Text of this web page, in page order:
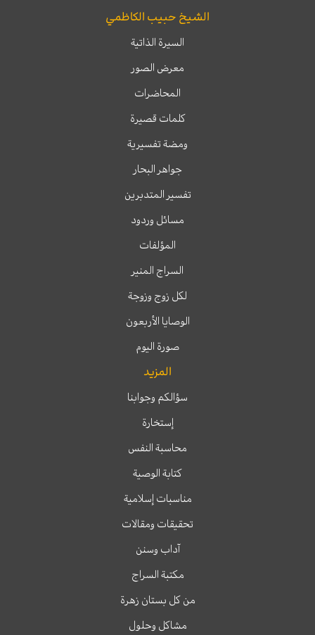
الشيخ حبيب الكاظمي
السيرة الذاتية
معرض الصور
المحاضرات
كلمات قصيرة
ومضة تفسيرية
جواهر البحار
تفسير المتدبرين
مسائل وردود
المؤلفات
السراج المنير
لكل زوج وزوجة
الوصايا الأربعون
صورة اليوم
المزيد
سؤالكم وجوابنا
إستخارة
محاسبة النفس
كتابة الوصية
مناسبات إسلامية
تحقيقات ومقالات
آداب وسنن
مكتبة السراج
من كل بستان زهرة
مشاكل وحلول